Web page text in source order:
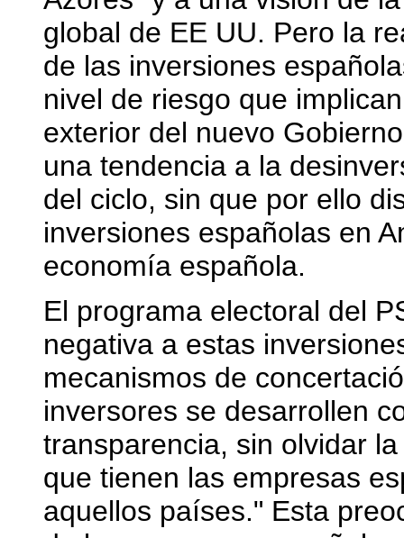
global de EE UU. Pero la
de las inversiones
nivel de riesgo que
exterior del nuevo
una tendencia a la
del ciclo, sin que por ello
inversiones españolas en
economía española.
El programa electoral del
negativa a estas
mecanismos de
inversores se desarrollen
transparencia, sin olvidar
que tienen las empresas
aquellos países." Esta